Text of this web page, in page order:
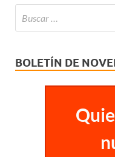
BOLETÍN DE